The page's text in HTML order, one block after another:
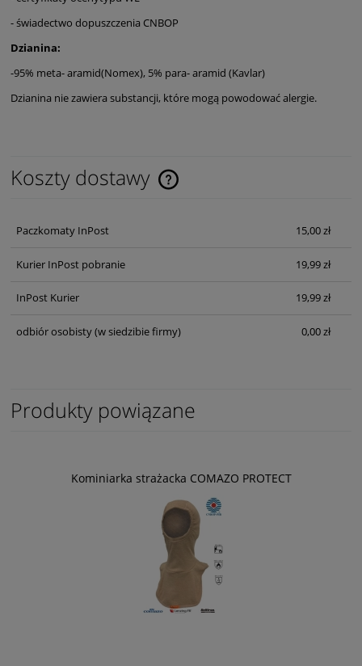
- świadectwo dopuszczenia CNBOP
Dzianina:
-95% meta- aramid(Nomex), 5% para- aramid (Kavlar)
Dzianina nie zawiera substancji, które mogą powodować alergie.
Koszty dostawy
Cena nie zawiera ewentualnych kosztów płatności
Paczkomaty InPost 15,00 zł
Kurier InPost pobranie 19,99 zł
InPost Kurier 19,99 zł
odbiór osobisty(w siedzibie firmy) 0,00 zł
Produkty powiązane
Kominiarka strażacka COMAZO PROTECT